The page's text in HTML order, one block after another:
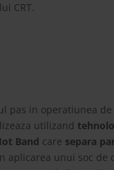
CRT.
pas in operatiunea
utilizand
Band care separa
aplicarea unui soc de